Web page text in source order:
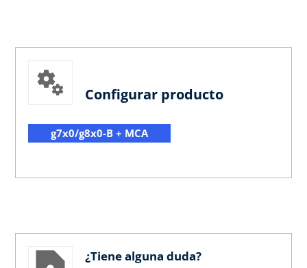
Configurar producto
g7x0/g8x0-B + MCA
¿Tiene alguna duda?